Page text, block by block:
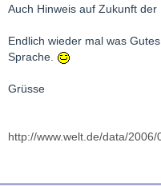
Auch Hinweis auf Zukunft der
Endlich wieder mal was
Sprache.
Grüsse
http://www.welt.de/data/